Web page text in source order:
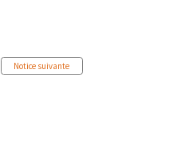
Notice suivante